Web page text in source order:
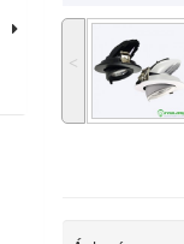
˂